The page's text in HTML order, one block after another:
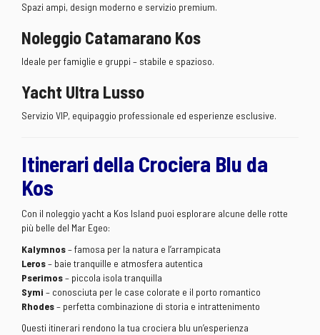
Spazi ampi, design moderno e servizio premium.
Noleggio Catamarano Kos
Ideale per famiglie e gruppi – stabile e spazioso.
Yacht Ultra Lusso
Servizio VIP, equipaggio professionale ed esperienze esclusive.
Itinerari della Crociera Blu da
Kos
Con il noleggio yacht a Kos Island puoi esplorare alcune delle rotte
più belle del Mar Egeo:
Kalymnos– famosa per la natura e l’arrampicata
Leros– baie tranquille e atmosfera autentica
Pserimos– piccola isola tranquilla
Symi – conosciuta per le case colorate e il porto romantico
Rhodes– perfetta combinazione di storia e intrattenimento
Questi itinerari rendono la tua crociera blu un’esperienza